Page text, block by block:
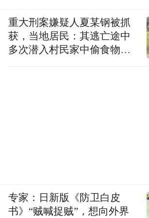
重大刑案嫌疑人夏某钢被抓
获，当地居民：其逃亡途中
多次潜入村民家中偷食物被
专家：日新版《防卫白皮
书》“贼喊捉贼”，想向外界